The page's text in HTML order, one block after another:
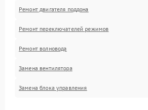
Ремонт двигателя поддона
Ремонт переключателей режимов
Ремонт волновода
Замена вентилятора
Замена блока управления